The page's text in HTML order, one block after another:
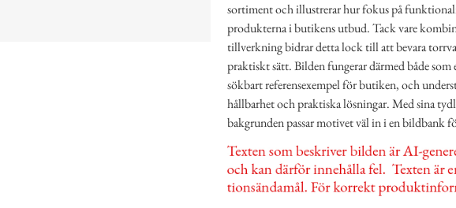
sortiment och illustrerar hur fokus på
produkterna i butikens utbud. Tack vare
tillverkning bidrar detta lock till att bevara
praktiskt sätt. Bilden fungerar därmed både
sökbart referensexempel för butiken, och
hållbarhet och praktiska lösningar. Med sina
bakgrunden passar motivet väl in i en bildbank